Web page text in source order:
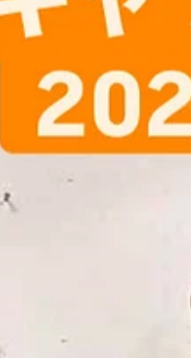
いアフリカンライブと、困難な状況でも生
ることを決してあきらめず、助け合いなが
生き抜くケニアの仲間たちのいのちの物語
歌い、音楽を奏で、語り合おう。より良い
球の未来に向けて。 ★スケジュール ★トー
ク＆ライブ ◎講演・トークショー ※コ
ボイベント ☆ワークショップあり 5月23
(土) 静岡県富士市(withさとみん）★※☆
https://docs.google.com/forms/d/